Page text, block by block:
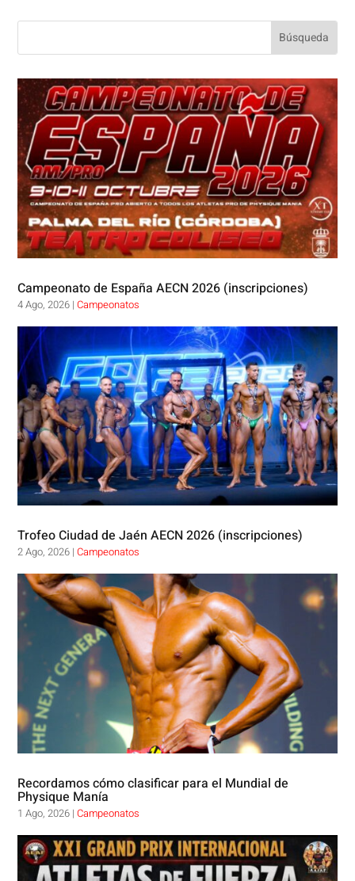
Campeonato de España AECN 2026 (inscripciones)
4 Ago, 2026 |Campeonatos
Trofeo Ciudad de Jaén AECN 2026 (inscripciones)
2 Ago, 2026 |Campeonatos
Recordamos cómo clasificar para el Mundial de
Physique Manía
1 Ago, 2026 |Campeonatos